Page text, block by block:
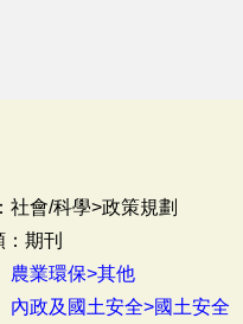
社會/科學>政策規劃
期刊
農業環保>其他
內政及國土安全>國土安全